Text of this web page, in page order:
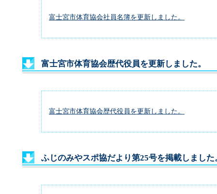
富士宮市体育協会社員名簿を更新しました。
富士宮市体育協会歴代役員を更新しました。
富士宮市体育協会歴代役員を更新しました。
ふじのみやスポ協だより第25号を掲載しました